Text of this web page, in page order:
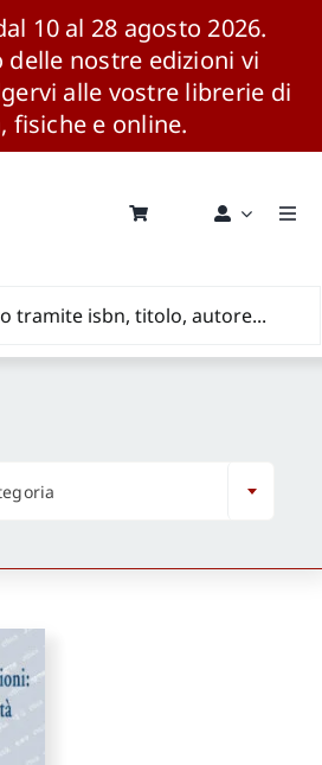
10 al 28 agosto 2026.
delle nostre edizioni vi
alle vostre librerie di
fisiche e online.
/ CINECA